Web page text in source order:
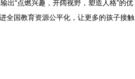
出“点燃兴趣，开阔视野，塑造人格”的优
全国教育资源公平化，让更多的孩子接触